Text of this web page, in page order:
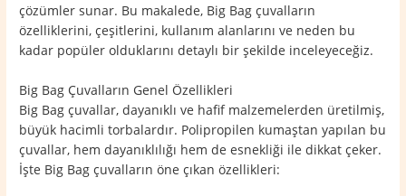
çözümler sunar. Bu makalede, Big Bag çuvalların
özelliklerini, çeşitlerini, kullanım alanlarını ve neden bu
kadar popüler olduklarını detaylı bir şekilde inceleyeceğiz.
Big Bag Çuvalların Genel Özellikleri
Big Bag çuvallar, dayanıklı ve hafif malzemelerden üretilmiş,
büyük hacimli torbalardır. Polipropilen kumaştan yapılan bu
çuvallar, hem dayanıklılığı hem de esnekliği ile dikkat çeker.
İşte Big Bag çuvalların öne çıkan özellikleri: